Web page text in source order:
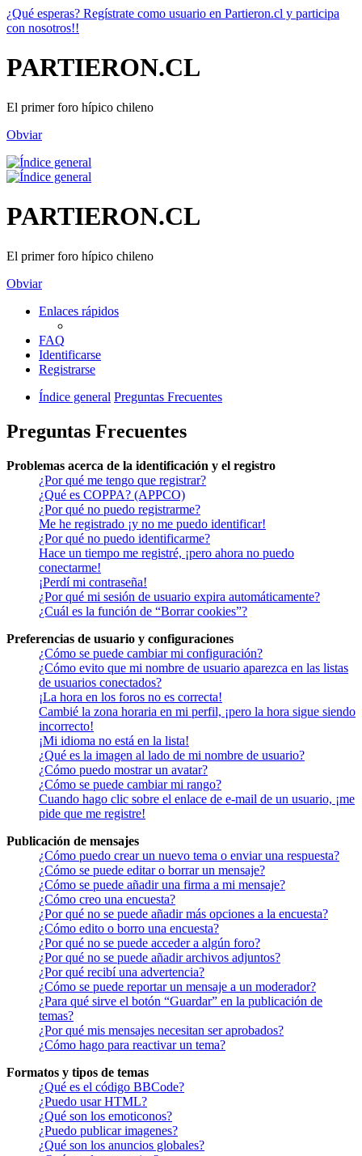
¿Qué esperas? Regístrate como usuario en Partieron.cl y participa
con nosotros!!
PARTIERON.CL
El primer foro hípico chileno
Obviar
PARTIERON.CL
El primer foro hípico chileno
Obviar
Enlaces rápidos
FAQ
Identificarse
Registrarse
Índice general Preguntas Frecuentes
Preguntas Frecuentes
Problemas acerca de la identificación y el registro
¿Por qué me tengo que registrar?
¿Qué es COPPA? (APPCO)
¿Por qué no puedo registrarme?
Me he registrado ¡y no me puedo identificar!
¿Por qué no puedo identificarme?
Hace un tiempo me registré, ¡pero ahora no puedo
conectarme!
¡Perdí mi contraseña!
¿Por qué mi sesión de usuario expira automáticamente?
¿Cuál es la función de “Borrar cookies”?
Preferencias de usuario y configuraciones
¿Cómo se puede cambiar mi configuración?
¿Cómo evito que mi nombre de usuario aparezca en las listas
de usuarios conectados?
¡La hora en los foros no es correcta!
Cambié la zona horaria en mi perfil, ¡pero la hora sigue siendo
incorrecto!
¡Mi idioma no está en la lista!
¿Qué es la imagen al lado de mi nombre de usuario?
¿Cómo puedo mostrar un avatar?
¿Cómo se puede cambiar mi rango?
Cuando hago clic sobre el enlace de e-mail de un usuario, ¡me
pide que me registre!
Publicación de mensajes
¿Cómo puedo crear un nuevo tema o enviar una respuesta?
¿Cómo se puede editar o borrar un mensaje?
¿Cómo se puede añadir una firma a mi mensaje?
¿Cómo creo una encuesta?
¿Por qué no se puede añadir más opciones a la encuesta?
¿Cómo edito o borro una encuesta?
¿Por qué no se puede acceder a algún foro?
¿Por qué no se puede añadir archivos adjuntos?
¿Por qué recibí una advertencia?
¿Cómo se puede reportar un mensaje a un moderador?
¿Para qué sirve el botón “Guardar” en la publicación de
temas?
¿Por qué mis mensajes necesitan ser aprobados?
¿Cómo hago para reactivar un tema?
Formatos y tipos de temas
¿Qué es el código BBCode?
¿Puedo usar HTML?
¿Qué son los emoticonos?
¿Puedo publicar imagenes?
¿Qué son los anuncios globales?